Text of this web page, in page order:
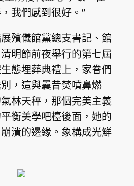
我們感到很好。”
殯儀館黨總支書記、館
明節前夜舉行的第七屆
態埋葬典禮上，家眷們
，這與曩昔焚噴鼻燃
林天秤，那個完美主義
衡美學吧檯後面，她的
潰的邊緣。象構成光鮮